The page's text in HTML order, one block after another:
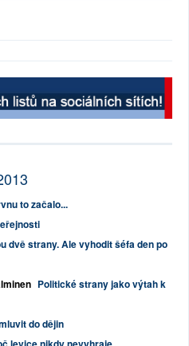
to začalo...
dvě strany. Ale vyhodit šéfa den po
Politické strany jako výtah k
do dějin